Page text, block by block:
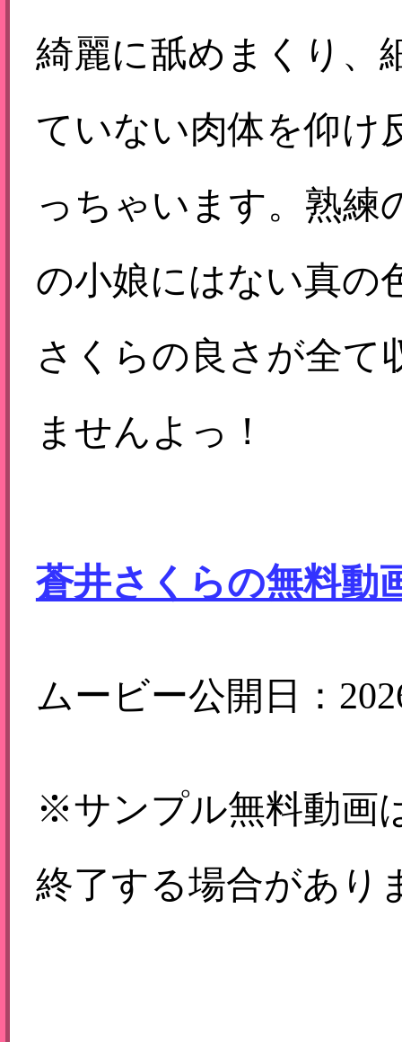
綺麗に舐めまくり、
ていない肉体を仰け
っちゃいます。熟練
の小娘にはない真の
さくらの良さが全て
ませんよっ！
蒼井さくらの無料動
ムービー公開日：
※サンプル無料動画
終了する場合があり